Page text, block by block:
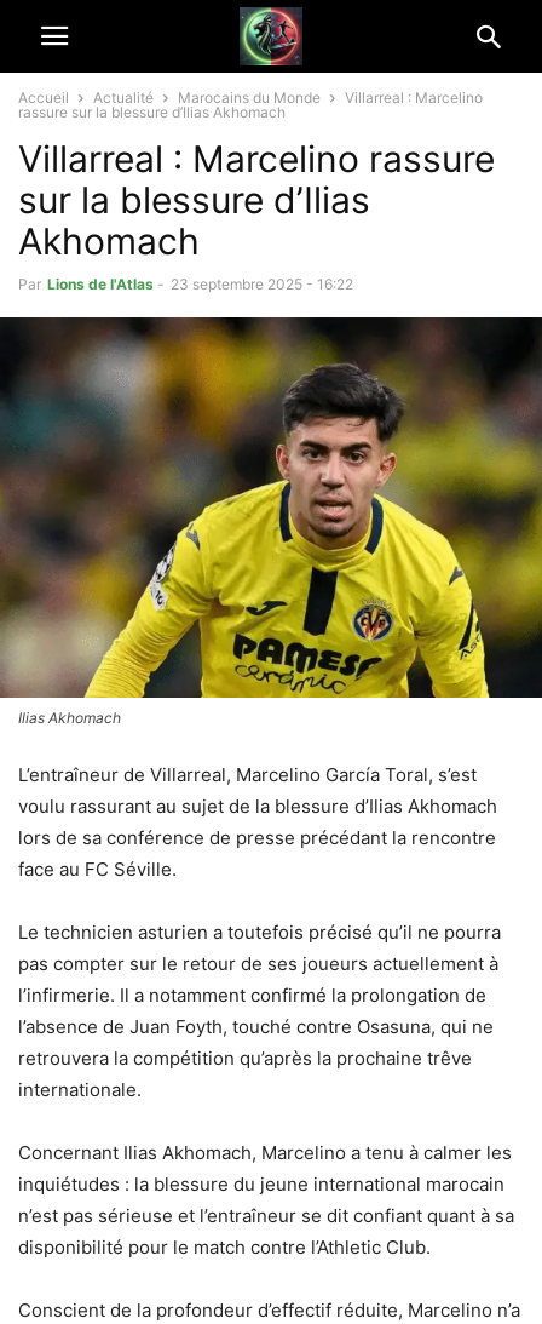
Accueil Actualité Marocains du Monde
Villarreal : Marcelino
rassure sur la blessure d’Ilias Akhomach
Villarreal : Marcelino rassure
sur la blessure d’Ilias
Akhomach
Par Lions de l'Atlas - 23 septembre 2025 - 16:22
Ilias Akhomach
L’entraîneur de Villarreal, Marcelino García Toral, s’est
voulu rassurant au sujet de la blessure d’Ilias Akhomach
lors de sa conférence de presse précédant la rencontre
face au FC Séville.
Le technicien asturien a toutefois précisé qu’il ne pourra
pas compter sur le retour de ses joueurs actuellement à
l’infirmerie. Il a notamment confirmé la prolongation de
l’absence de Juan Foyth, touché contre Osasuna, qui ne
retrouvera la compétition qu’après la prochaine trêve
internationale.
Concernant Ilias Akhomach, Marcelino a tenu à calmer les
inquiétudes : la blessure du jeune international marocain
n’est pas sérieuse et l’entraîneur se dit confiant quant à sa
disponibilité pour le match contre l’Athletic Club.
Conscient de la profondeur d’effectif réduite, Marcelino n’a